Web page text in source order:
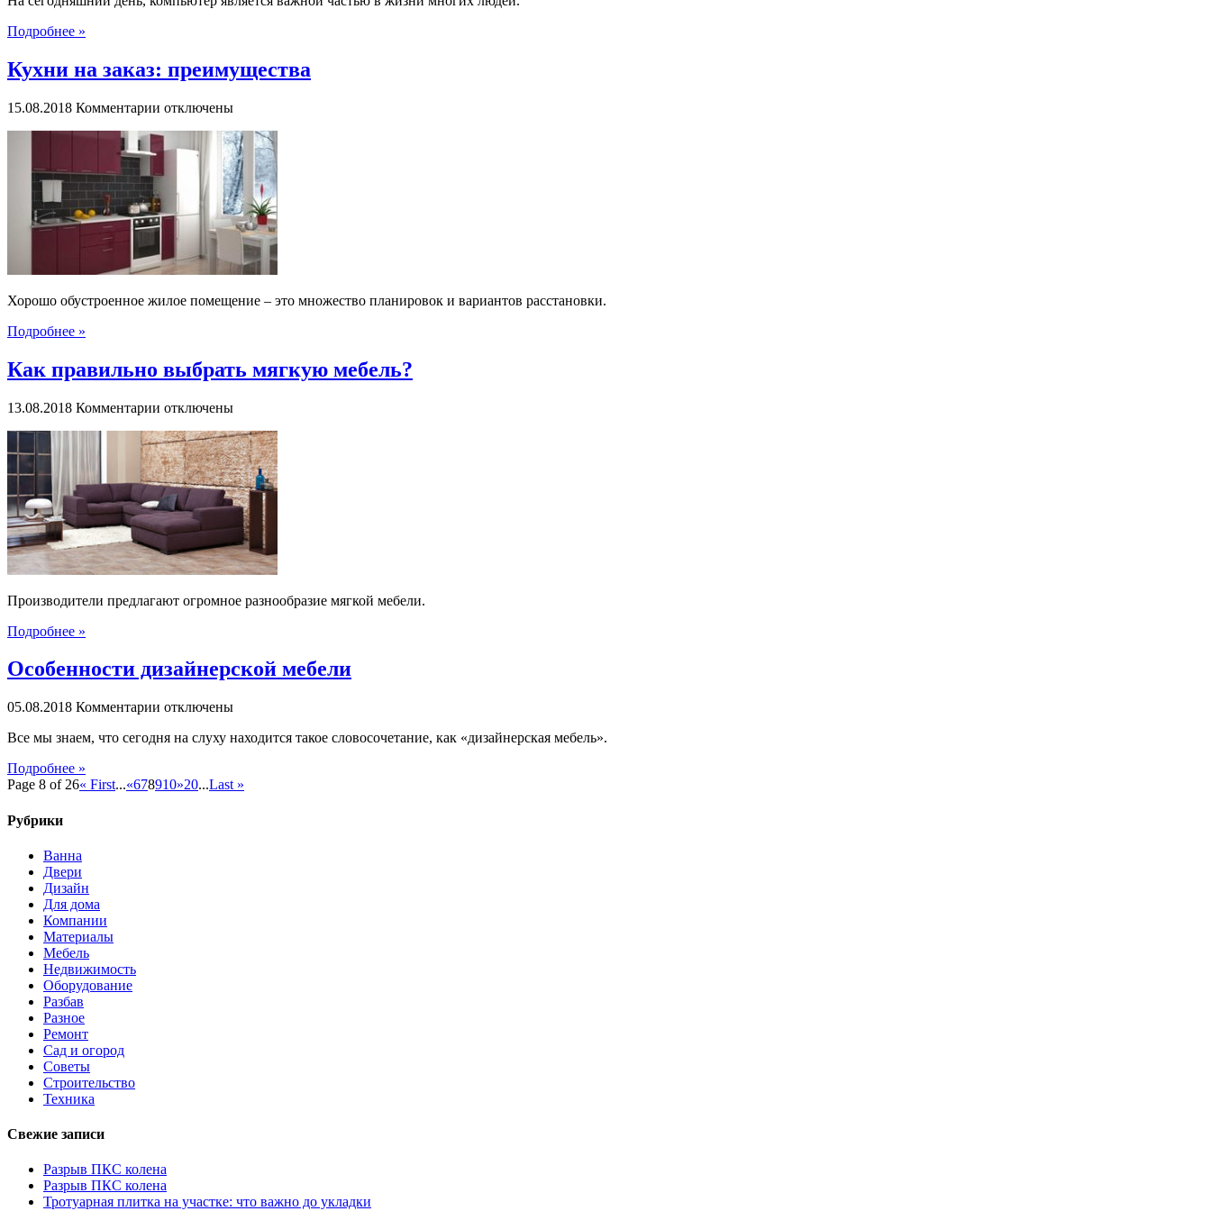
Подробнее »
Кухни на заказ: преимущества
15.08.2018 Комментарии к
Кухни
на
заказ:
преимущества
отключены
Хорошо обустроенное жилое помещение – это множество планировок и вариантов расстановки.
Подробнее »
Как правильно выбрать мягкую мебель?
13.08.2018 Комментарии к
Как
правильно
выбрать
мягкую
мебель?
отключены
Производители предлагают огромное разнообразие мягкой мебели.
Подробнее »
Особенности дизайнерской мебели
05.08.2018 Комментарии к
Особенности
отключены
Все мы знаем, что сегодня на слуху находится такое словосочетание, как «дизайнерская мебель».
Подробнее »
Page 8 of 26« First...«678910»20...Last »
Рубрики
Ванна
Двери
Дизайн
Для дома
Компании
Материалы
Мебель
Недвижимость
Оборудование
Разбав
Разное
Ремонт
Сад и огород
Советы
Строительство
Техника
Свежие записи
Разрыв ПКС колена
Разрыв ПКС колена
Тротуарная плитка на участке: что важно до укладки